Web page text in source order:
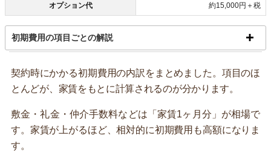
オプション代 約15,000円＋税
初期費用の項目ごとの解説
契約時にかかる初期費用の内訳をまとめました。項目のほ
とんどが、家賃をもとに計算されるのが分かります。
敷金・礼金・仲介手数料などは「家賃1ヶ月分」が相場で
す。家賃が上がるほど、相対的に初期費用も高額になりま
す。